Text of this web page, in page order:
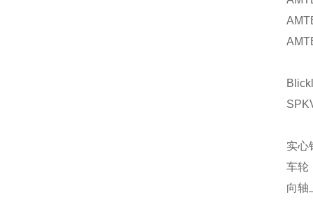
实心
车轮
向轴